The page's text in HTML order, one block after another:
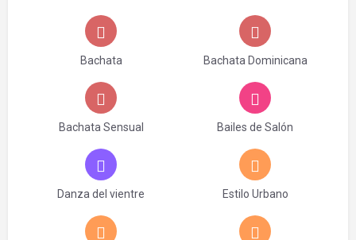
Bachata Bachata Dominicana
Bachata Sensual Bailes de Salón
Danza del vientre Estilo Urbano